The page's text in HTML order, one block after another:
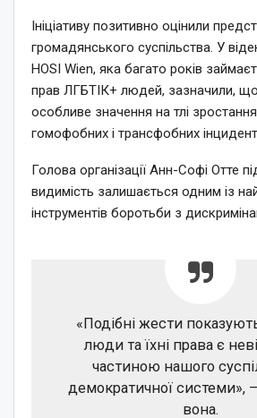
Ініціативу позитивно оцінили
громадянського суспільства. У
HOSI Wien, яка багато років
прав ЛГБТІК+ людей, зазначили, що
особливе значення на тлі зростання
гомофобних і трансфобних
Голова організації Анн-Софі Отте
видимість залишається одним із
інструментів боротьби з
«Подібні жести
люди та їхні права є
частиною нашого
демократичної системи»,
вона.